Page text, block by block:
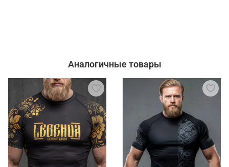
Аналогичные товары